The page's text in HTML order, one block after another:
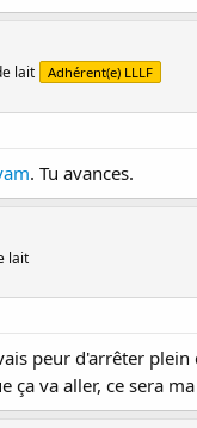
lait Adhérent(e) LLLF
. Tu avances.
lait
peur d'arrêter plein
ça va aller, ce sera